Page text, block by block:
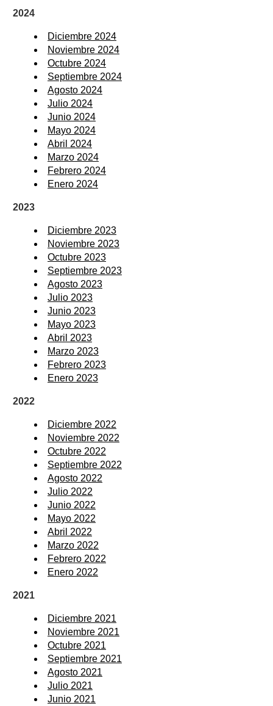
2024
Diciembre 2024
Noviembre 2024
Octubre 2024
Septiembre 2024
Agosto 2024
Julio 2024
Junio 2024
Mayo 2024
Abril 2024
Marzo 2024
Febrero 2024
Enero 2024
2023
Diciembre 2023
Noviembre 2023
Octubre 2023
Septiembre 2023
Agosto 2023
Julio 2023
Junio 2023
Mayo 2023
Abril 2023
Marzo 2023
Febrero 2023
Enero 2023
2022
Diciembre 2022
Noviembre 2022
Octubre 2022
Septiembre 2022
Agosto 2022
Julio 2022
Junio 2022
Mayo 2022
Abril 2022
Marzo 2022
Febrero 2022
Enero 2022
2021
Diciembre 2021
Noviembre 2021
Octubre 2021
Septiembre 2021
Agosto 2021
Julio 2021
Junio 2021